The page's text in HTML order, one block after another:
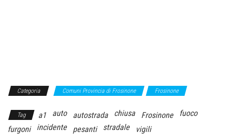
Categoria Comuni Provincia di Frosinone Frosinone
Tag a1 auto autostrada chiusa Frosinone
fuoco
furgoni
incidente pesanti stradale vigili